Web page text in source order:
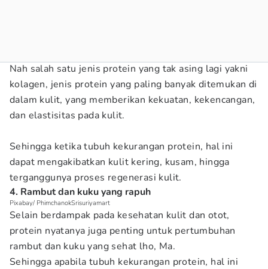
Nah salah satu jenis protein yang tak asing lagi yakni
kolagen, jenis protein yang paling banyak ditemukan di
dalam kulit, yang memberikan kekuatan, kekencangan,
dan elastisitas pada kulit.
Sehingga ketika tubuh kekurangan protein, hal ini
dapat mengakibatkan kulit kering, kusam, hingga
terganggunya proses regenerasi kulit.
4. Rambut dan kuku yang rapuh
Pixabay/ PhimchanokSrisuriyamart
Selain berdampak pada kesehatan kulit dan otot,
protein nyatanya juga penting untuk pertumbuhan
rambut dan kuku yang sehat lho, Ma.
Sehingga apabila tubuh kekurangan protein, hal ini